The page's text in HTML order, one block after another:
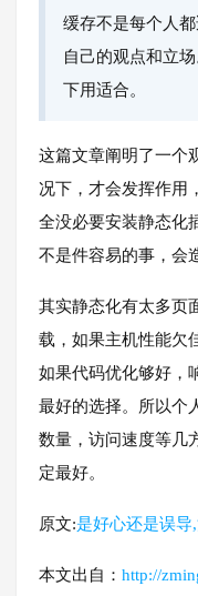
缓存不是每个人
自己的观点和立
下用适合。
这篇文章阐明了一个
况下，才会发挥作用
全没必要安装静态化
不是件容易的事，会
其实静态化有太多页
载，如果主机性能欠
如果代码优化够好，
最好的选择。所以个
数量，访问速度等几
定最好。
原文:是好心还是误导
本文出自： http://